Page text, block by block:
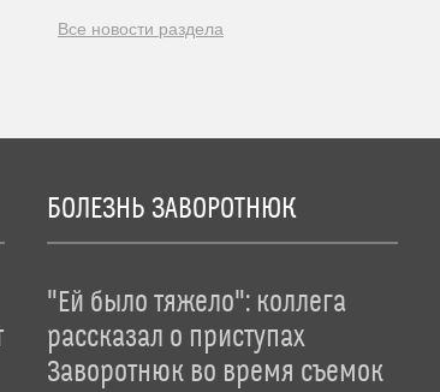
Все новости раздела
БОЛЕЗНЬ ЗАВОРОТНЮК
"Ей было тяжело": коллега
рассказал о приступах
Заворотнюк во время съемок